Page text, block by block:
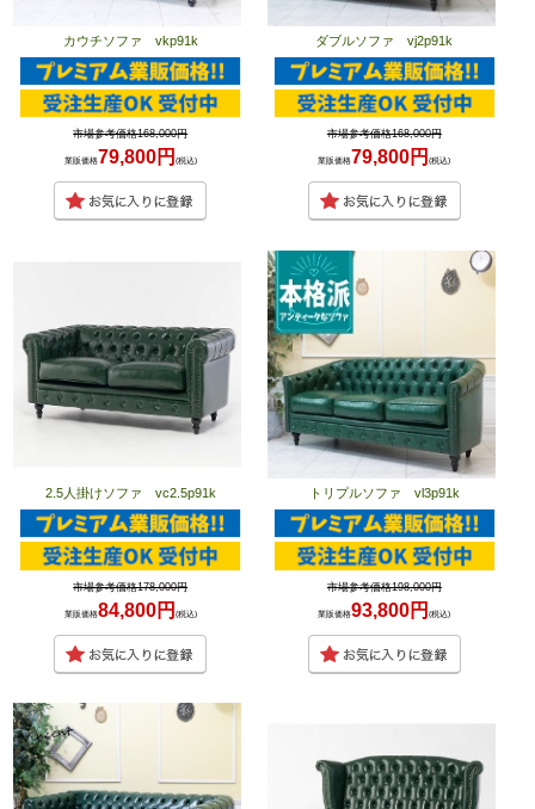
カウチソファ vkp91k
市場参考価格168,000円
業販価格79,800円 (税込)
ダブルソファ vj2p91k
市場参考価格168,000円
業販価格79,800円(税込)
2.5人掛けソファ vc2.5p91k
市場参考価格178,000円
業販価格84,800円 (税込)
トリプルソファ vl3p91k
市場参考価格198,000円
業販価格93,800円(税込)